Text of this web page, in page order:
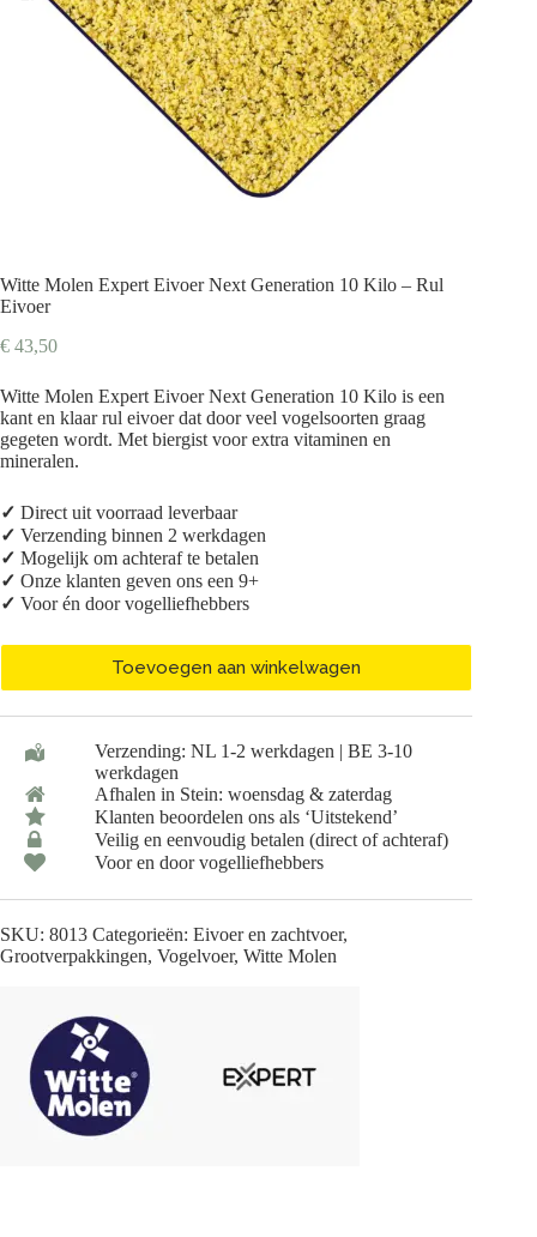
Witte Molen Expert Eivoer Next Generation 10 Kilo – Rul
Eivoer
€ 43,50
Witte Molen Expert Eivoer Next Generation 10 Kilo is een
kant en klaar rul eivoer dat door veel vogelsoorten graag
gegeten wordt. Met biergist voor extra vitaminen en
mineralen.
✓ Direct uit voorraad leverbaar
✓ Verzending binnen 2 werkdagen
✓ Mogelijk om achteraf te betalen
✓ Onze klanten geven ons een 9+
✓ Voor én door vogelliefhebbers
Toevoegen aan winkelwagen
Verzending: NL 1-2 werkdagen | BE 3-10
werkdagen
Afhalen in Stein: woensdag & zaterdag
Klanten beoordelen ons als ‘Uitstekend’
Veilig en eenvoudig betalen (direct of achteraf)
Voor en door vogelliefhebbers
SKU: 8013 Categorieën: Eivoer en zachtvoer,
Grootverpakkingen, Vogelvoer, Witte Molen